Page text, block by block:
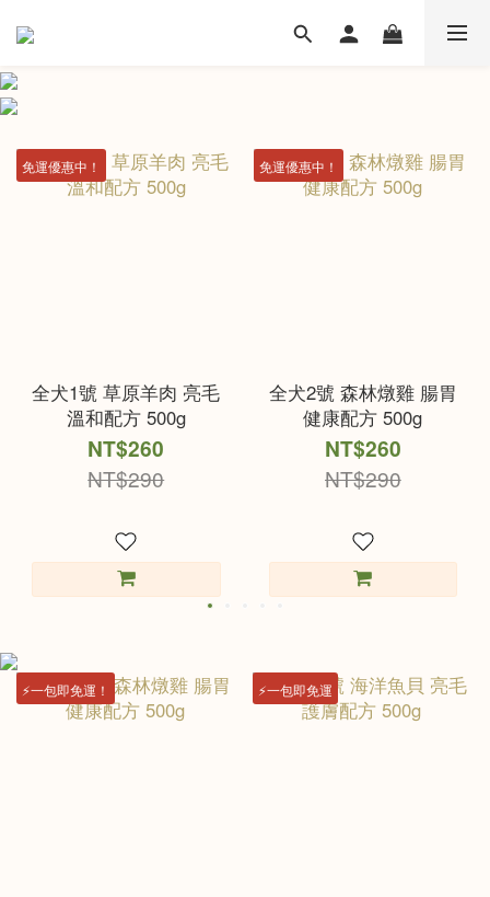
免運優惠中！
全犬1號 草原羊肉 亮毛
溫和配方 500g
NT$260
NT$290
免運優惠中！
全犬2號 森林燉雞 腸胃
健康配方 500g
NT$260
NT$290
⚡️一包即免運！ ⚡️一包即免運